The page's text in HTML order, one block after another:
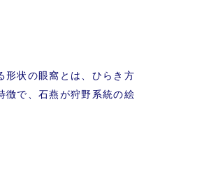
形状の眼窩とは、ひらき方
徴で、石燕が狩野系統の絵